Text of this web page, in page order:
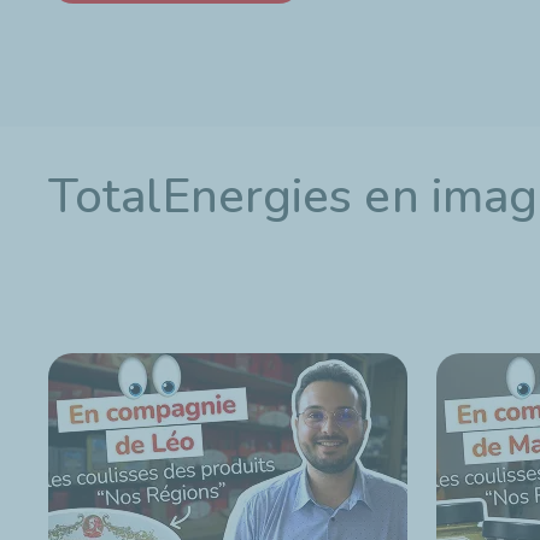
TotalEnergies en